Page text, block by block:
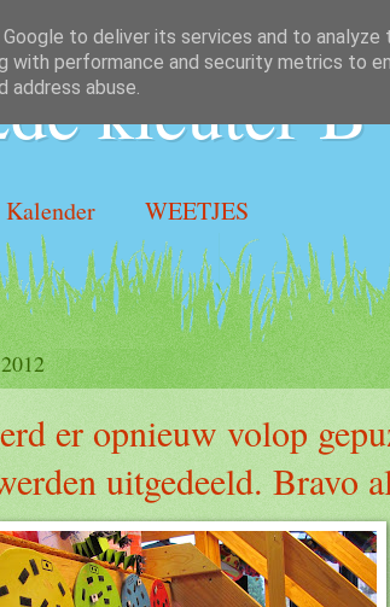
kleuter B
Kalender WEETJES
er opnieuw volop
uitgedeeld. Bravo
to deliver its services and to analyze
with performance and security metrics to
abuse.